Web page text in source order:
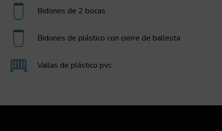
Bidones de 2 bocas
Bidones de plástico con cierre de ballesta
Vallas de plástico pvc